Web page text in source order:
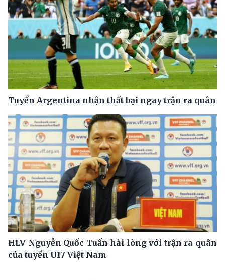
Tuyển Argentina nhận thất bại ngay trận ra quân
HLV Nguyễn Quốc Tuấn hài lòng với trận ra quân
của tuyển U17 Việt Nam